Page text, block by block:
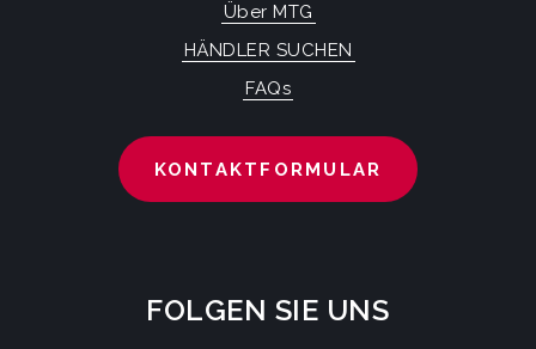
Über MTG
HÄNDLER SUCHEN
FAQs
KONTAKTFORMULAR
FOLGEN SIE UNS